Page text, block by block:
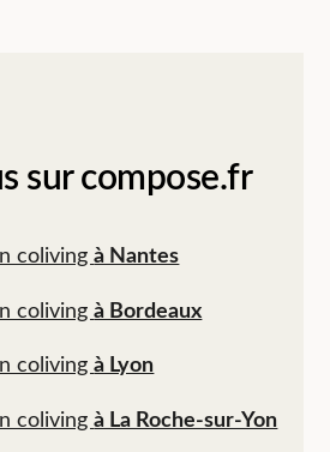
sur compose.fr
colivingà Nantes
colivingà Bordeaux
colivingà Lyon
colivingà La Roche-sur-Yon